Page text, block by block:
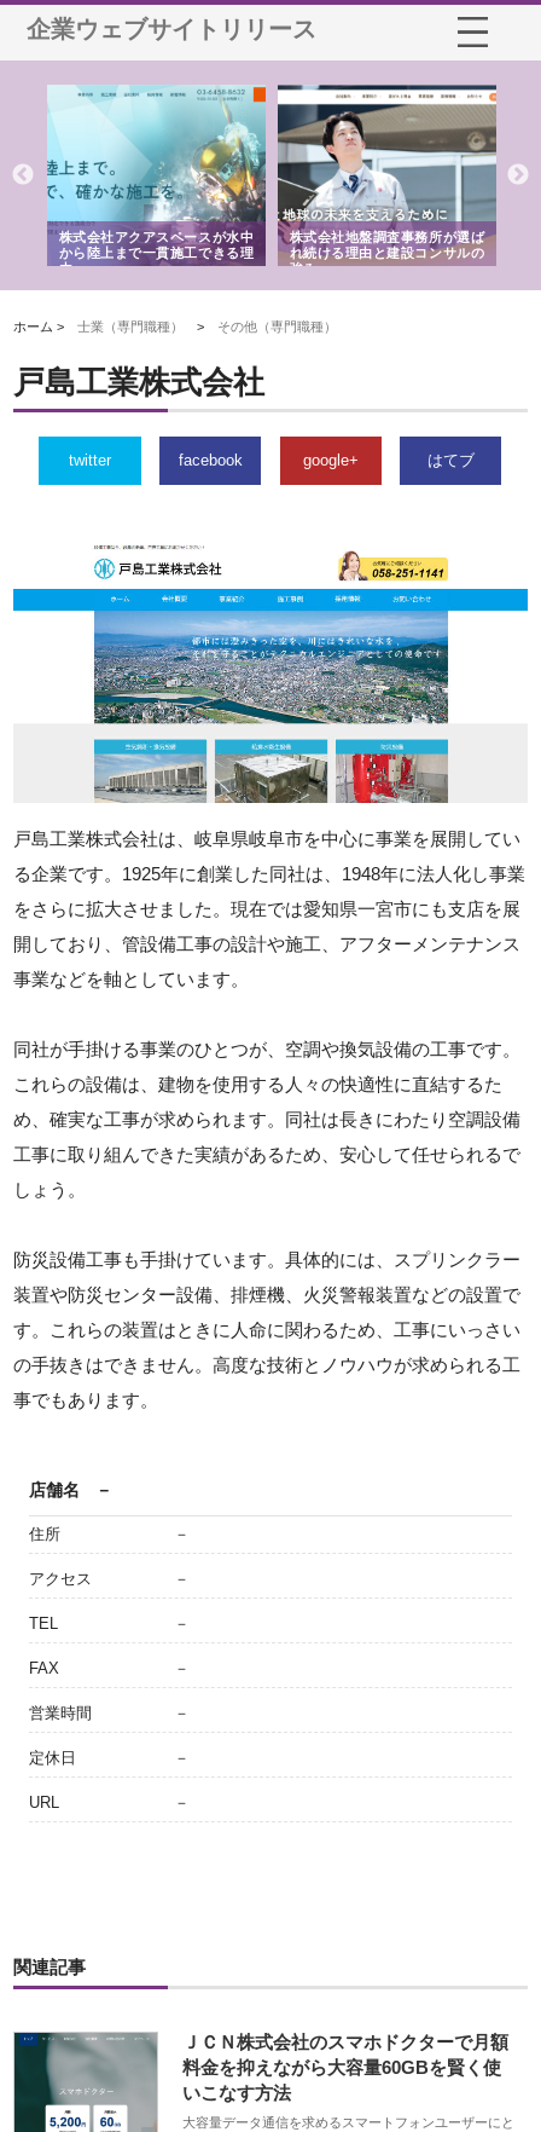
企業ウェブサイトリリース
株式会社アクアスペースが水中
から陸上まで一貫施工できる理
由
株式会社地盤調査事務所が選ば
れ続ける理由と建設コンサルの
強み
ホーム >士業（専門職種） > その他（専門職種）
戸島工業株式会社
twitter facebook google+ はてブ
戸島工業株式会社は、岐阜県岐阜市を中心に事業を展開してい
る企業です。1925年に創業した同社は、1948年に法人化し事業
をさらに拡大させました。現在では愛知県一宮市にも支店を展
開しており、管設備工事の設計や施工、アフターメンテナンス
事業などを軸としています。
同社が手掛ける事業のひとつが、空調や換気設備の工事です。
これらの設備は、建物を使用する人々の快適性に直結するた
め、確実な工事が求められます。同社は長きにわたり空調設備
工事に取り組んできた実績があるため、安心して任せられるで
しょう。
防災設備工事も手掛けています。具体的には、スプリンクラー
装置や防災センター設備、排煙機、火災警報装置などの設置で
す。これらの装置はときに人命に関わるため、工事にいっさい
の手抜きはできません。高度な技術とノウハウが求められる工
事でもあります。
店舗名 －
住所 －
アクセス －
TEL －
FAX －
営業時間 －
定休日 －
URL －
関連記事
ＪＣＮ株式会社のスマホドクターで月額
料金を抑えながら大容量60GBを賢く使
いこなす方法
大容量データ通信を求めるスマートフォンユーザーにと